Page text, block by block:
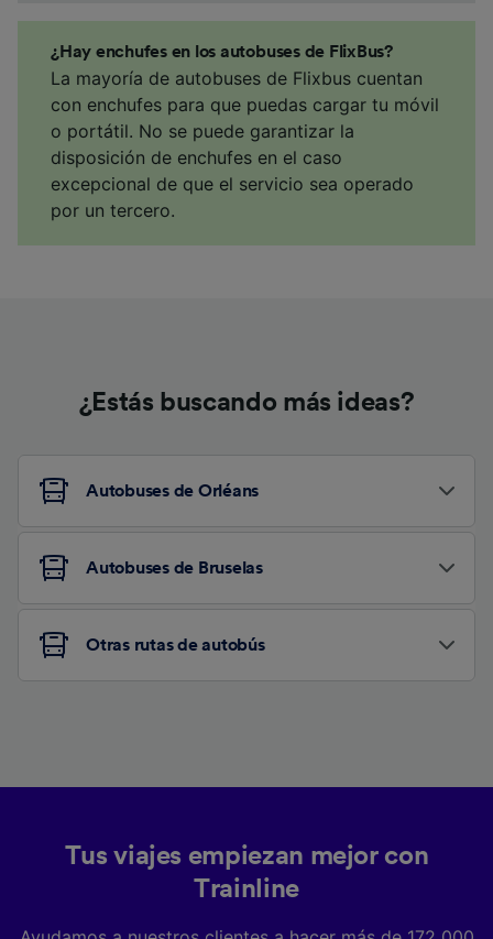
¿Hay enchufes en los autobuses de FlixBus?
La mayoría de autobuses de Flixbus cuentan
con enchufes para que puedas cargar tu móvil
o portátil. No se puede garantizar la
disposición de enchufes en el caso
excepcional de que el servicio sea operado
por un tercero.
¿Estás buscando más ideas?
Autobuses de Orléans
Autobuses de Bruselas
Otras rutas de autobús
Tus viajes empiezan mejor con
Trainline